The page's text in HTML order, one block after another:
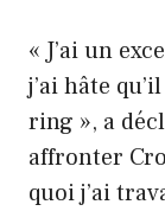
« J’ai un
j’ai hâte
ring », a
affronter
quoi j’ai